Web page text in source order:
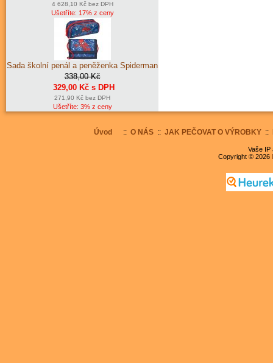
4 628,10 Kč bez DPH
Ušetříte: 17% z ceny
Sada školní penál a peněženka Spiderman
338,00 Kč
329,00 Kč s DPH
271,90 Kč bez DPH
Ušetříte: 3% z ceny
Úvod :: O NÁS:: JAK PEČOVAT O VÝROBKY::
Vaše IP
Copyright © 2026